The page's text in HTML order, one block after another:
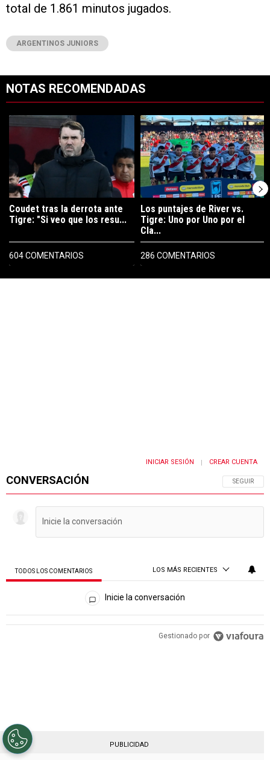
total de 1.861 minutos jugados.
ARGENTINOS JUNIORS
NOTAS RECOMENDADAS
PUBLICIDAD
Un artículo de tendencia con el título "Coudet tras la derrota ante
Coudet tras la derrota ante
Tigre: "Si veo que los resu...
604 COMENTARIOS
Un artículo de tendencia con el
Los puntajes de River vs.
Tigre: Uno por Uno por el
Cla...
286 COMENTARIOS
CONVERSACIÓN SIGA ESTA
SEGUIR
INICIAR SESIÓN | CREAR CUENTA
TODOS LOS COMENTARIOS LOS MÁS RECIENTES
Todos los comentarios
Inicie la conversación
PUBLICIDAD